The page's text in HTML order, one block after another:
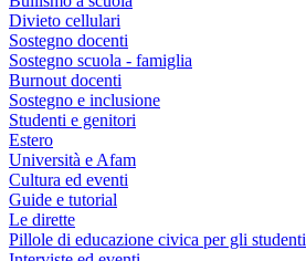
Divieto cellulari
Sostegno docenti
Sostegno scuola - famiglia
Burnout docenti
Sostegno e inclusione
Studenti e genitori
Estero
Università e Afam
Cultura ed eventi
Guide e tutorial
Le dirette
Pillole di educazione civica per gli studenti